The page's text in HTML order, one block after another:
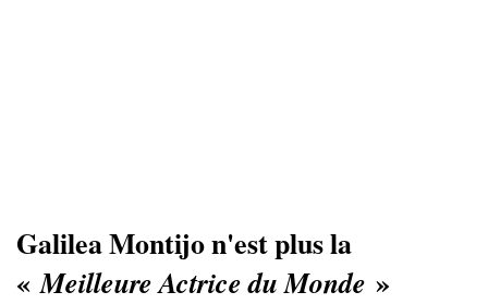
Galilea Montijo n'est plus la
«Meilleure Actrice du Monde »